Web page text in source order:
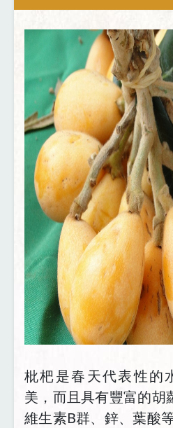
枇杷是春天代表性的
美，而且具有豐富的胡
維生素B群、鋅、葉酸